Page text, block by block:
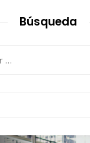
Búsqueda